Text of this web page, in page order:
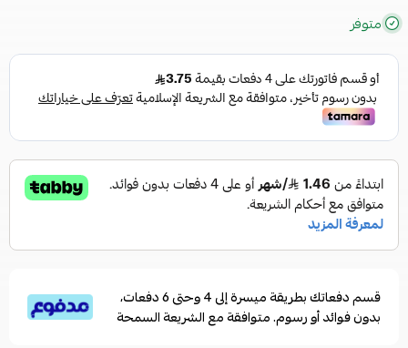
متوفر
قسم دفعاتك بطريقة ميسرة إلى 4 وحتى 6 دفعات،
بدون فوائد أو رسوم. متوافقة مع الشريعة السمحة